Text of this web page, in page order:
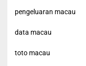
pengeluaran macau
data macau
toto macau